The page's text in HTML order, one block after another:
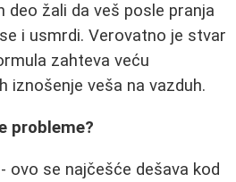
deo žali da veš posle pranja
i usmrdi. Verovatno je stvar
zahteva veću
iznošenje veša na vazduh.
probleme?
- ovo se najčešće dešava kod